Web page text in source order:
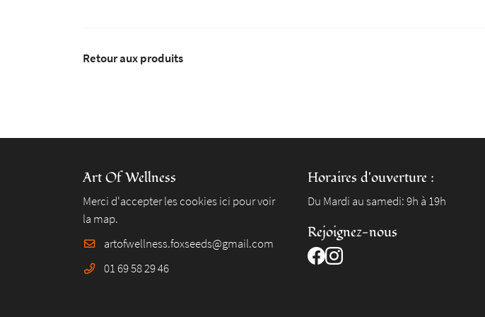
Retour aux produits
Art Of Wellness
Merci d'accepter les cookiesici pour voir
la map.
01 69 58 29 46
Horaires d'ouverture :
Du Mardi au samedi: 9h à 19h
Rejoignez-nous